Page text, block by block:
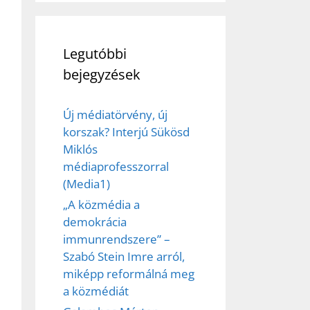
Legutóbbi
bejegyzések
Új médiatörvény, új
korszak? Interjú Sükösd
Miklós
médiaprofesszorral
(Media1)
„A közmédia a
demokrácia
immunrendszere” –
Szabó Stein Imre arról,
miképp reformálná meg
a közmédiát